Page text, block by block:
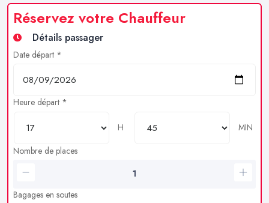
Réservez votre Chauffeur
Détails passager
Date départ *
Heure départ *
H
MIN
Nombre de places
Bagages en soutes